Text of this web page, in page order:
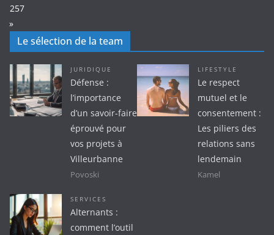
257
N
x
t
»
Le sélection de la team
JURIDIQUE
Défense :
l’importance
d’un savoir-faire
éprouvé pour
vos projets à
Villeurbanne
Povoski
LIFESTYLE
Le respect
mutuel et le
consentement :
Les piliers des
relations sans
lendemain
Kamel
SERVICES
Alternants :
comment l’outil